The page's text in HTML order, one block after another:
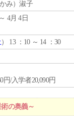
み）淑子
4月 4日
） 13 ：10 ～ 14 ：30
円/入学者20,090円
の奥義～